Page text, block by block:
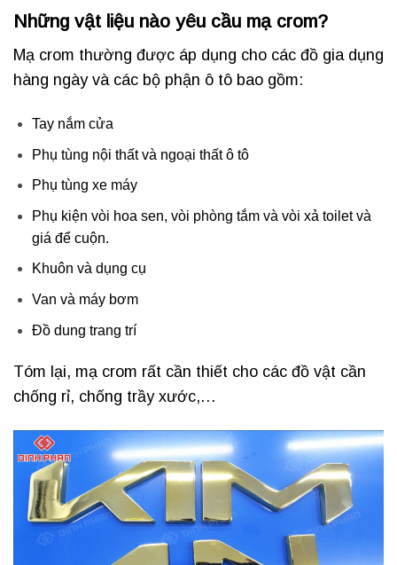
Những vật liệu nào yêu cầu mạ crom?
Mạ crom thường được áp dụng cho các đồ gia dụng
hàng ngày và các bộ phận ô tô bao gồm:
Tay nắm cửa
Phụ tùng nội thất và ngoại thất ô tô
Phụ tùng xe máy
Phụ kiện vòi hoa sen, vòi phòng tắm và vòi xả toilet và
giá để cuộn.
Khuôn và dụng cụ
Van và máy bơm
Đồ dung trang trí
Tóm lại, mạ crom rất cần thiết cho các đồ vật cần
chống rỉ, chống trầy xước,…